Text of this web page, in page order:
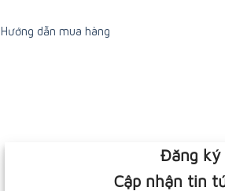
Hướng dẫn mua hàng
Đăng ký
Cập nhận tin